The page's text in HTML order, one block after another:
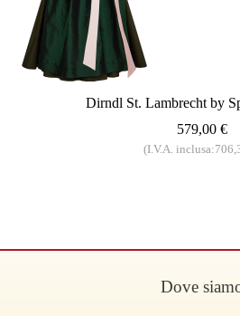
Dirndl St. Lambrecht by
579,00 €
(I.V.A.
Dove